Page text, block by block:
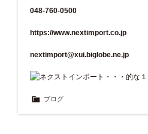
048-760-0500
https://www.nextimport.co.jp
nextimport@xui.biglobe.ne.jp
ブログ